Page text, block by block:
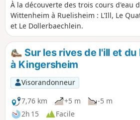
À la découverte des trois cours d'eau
Wittenheim à Ruelisheim : L'Ill, Le
et Le Dollerbaechlein.
Sur les rives de l'ill et
à Kingersheim
Visorandonneur
7,76 km
+5 m
-5 m
2h 15
Facile